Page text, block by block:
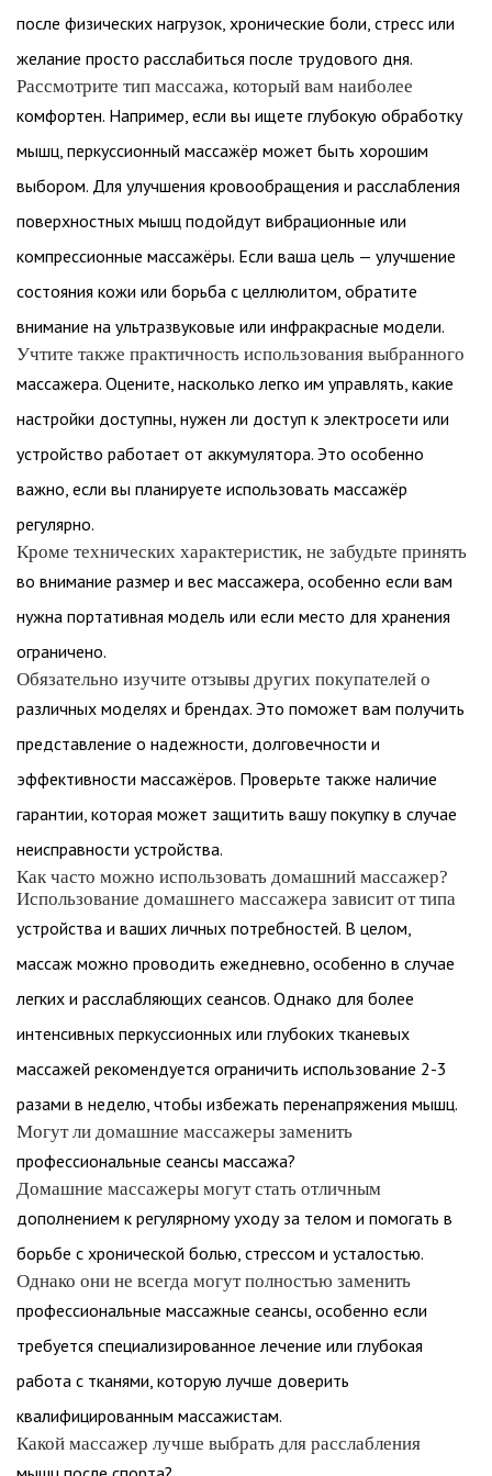
после физических нагрузок, хронические боли, стресс или
желание просто расслабиться после трудового дня.
Рассмотрите тип массажа, который вам наиболее
комфортен. Например, если вы ищете глубокую обработку
мышц, перкуссионный массажёр может быть хорошим
выбором. Для улучшения кровообращения и расслабления
поверхностных мышц подойдут вибрационные или
компрессионные массажёры. Если ваша цель — улучшение
состояния кожи или борьба с целлюлитом, обратите
внимание на ультразвуковые или инфракрасные модели.
Учтите также практичность использования выбранного
массажера. Оцените, насколько легко им управлять, какие
настройки доступны, нужен ли доступ к электросети или
устройство работает от аккумулятора. Это особенно
важно, если вы планируете использовать массажёр
регулярно.
Кроме технических характеристик, не забудьте принять
во внимание размер и вес массажера, особенно если вам
нужна портативная модель или если место для хранения
ограничено.
Обязательно изучите отзывы других покупателей о
различных моделях и брендах. Это поможет вам получить
представление о надежности, долговечности и
эффективности массажёров. Проверьте также наличие
гарантии, которая может защитить вашу покупку в случае
неисправности устройства.
Как часто можно использовать домашний массажер?
Использование домашнего массажера зависит от типа
устройства и ваших личных потребностей. В целом,
массаж можно проводить ежедневно, особенно в случае
легких и расслабляющих сеансов. Однако для более
интенсивных перкуссионных или глубоких тканевых
массажей рекомендуется ограничить использование 2-3
разами в неделю, чтобы избежать перенапряжения мышц.
Могут ли домашние массажеры заменить
профессиональные сеансы массажа?
Домашние массажеры могут стать отличным
дополнением к регулярному уходу за телом и помогать в
борьбе с хронической болью, стрессом и усталостью.
Однако они не всегда могут полностью заменить
профессиональные массажные сеансы, особенно если
требуется специализированное лечение или глубокая
работа с тканями, которую лучше доверить
квалифицированным массажистам.
Какой массажер лучше выбрать для расслабления